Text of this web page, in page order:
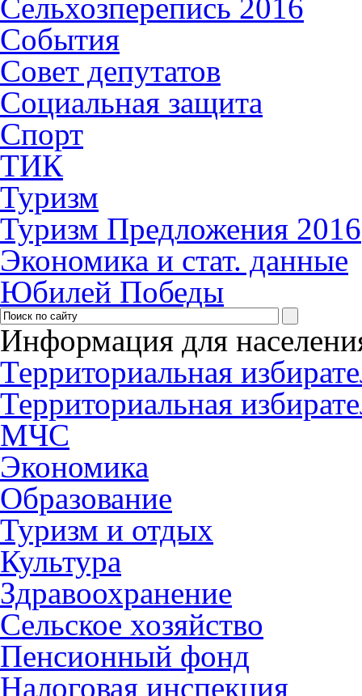
Сельхозперепись 2016
События
Совет депутатов
Социальная защита
Спорт
ТИК
Туризм
Туризм Предложения 2016
Экономика и стат. данные
Юбилей Победы
Информация для
Территориальная
Территориальная
МЧС
Экономика
Образование
Туризм и отдых
Культура
Здравоохранение
Сельское хозяйство
Пенсионный фонд
Налоговая инспекция